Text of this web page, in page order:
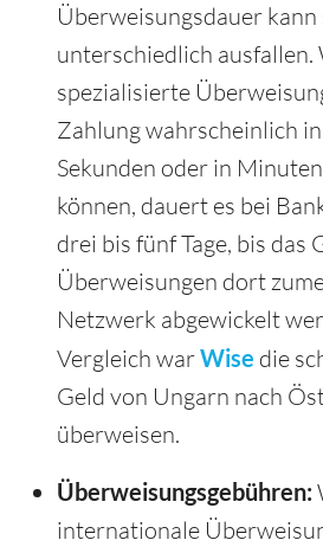
Überweisungsdauer kann
unterschiedlich ausfallen.
spezialisierte
Zahlung wahrscheinlich
Sekunden oder in
können, dauert es bei
drei bis fünf Tage, bis das
Überweisungen dort
Netzwerk abgewickelt
Vergleich warWise die
Geld von Ungarn nach
überweisen.
Überweisungsgebühren:
internationale